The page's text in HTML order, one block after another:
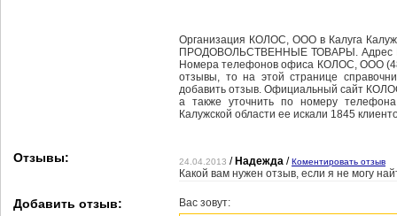
Организация КОЛОС, ООО в Калуга
ПРОДОВОЛЬСТВЕННЫЕ ТОВАРЫ. Адрес
Номера телефонов офиса КОЛОС, ООО
отзывы, то на этой странице
добавить отзыв. Официальный сайт
а также уточнить по номеру
Калужской области ее искали 1845
Отзывы: 24.04.2013 / Надежда /Коментировать отзыв
Какой вам нужен отзыв, если я не могу
Добавить отзыв: Вас зовут: